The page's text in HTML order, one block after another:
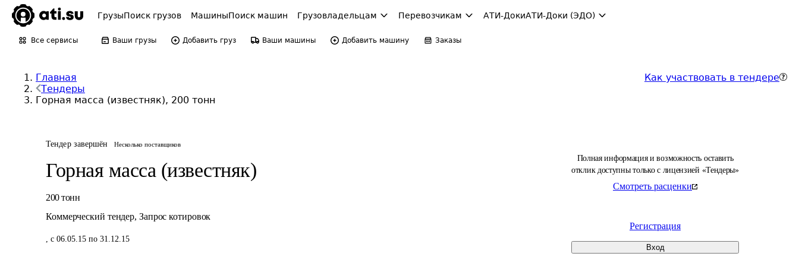
ГрузыПоиск грузов МашиныПоиск машин Грузовладельцам Перевозчикам АТИ-ДокиАТИ-Доки (ЭДО)
Все сервисы Ваши грузы Добавить груз Ваши машины Добавить машину Заказы
Главная
Тендеры
Горная масса (известняк), 200 тонн
Как участвовать в тендере
Тендер завершён Несколько поставщиков
Горная масса (известняк)
200 тонн
Коммерческий тендер, Запрос котировок
, с 06.05.15 по 31.12.15
Полная информация и возможность оставить
отклик доступны только с лицензией «Тендеры»
Смотреть расценки
Регистрация
Вход